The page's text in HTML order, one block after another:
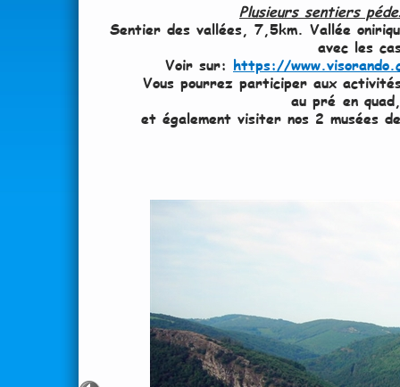
Plusieurs sentiers
Sentier des vallées, 7,5km. Vallée
avec les
Voir sur: https://
Vous pourrez participer aux
au pré en
et également visiter nos 2 musées